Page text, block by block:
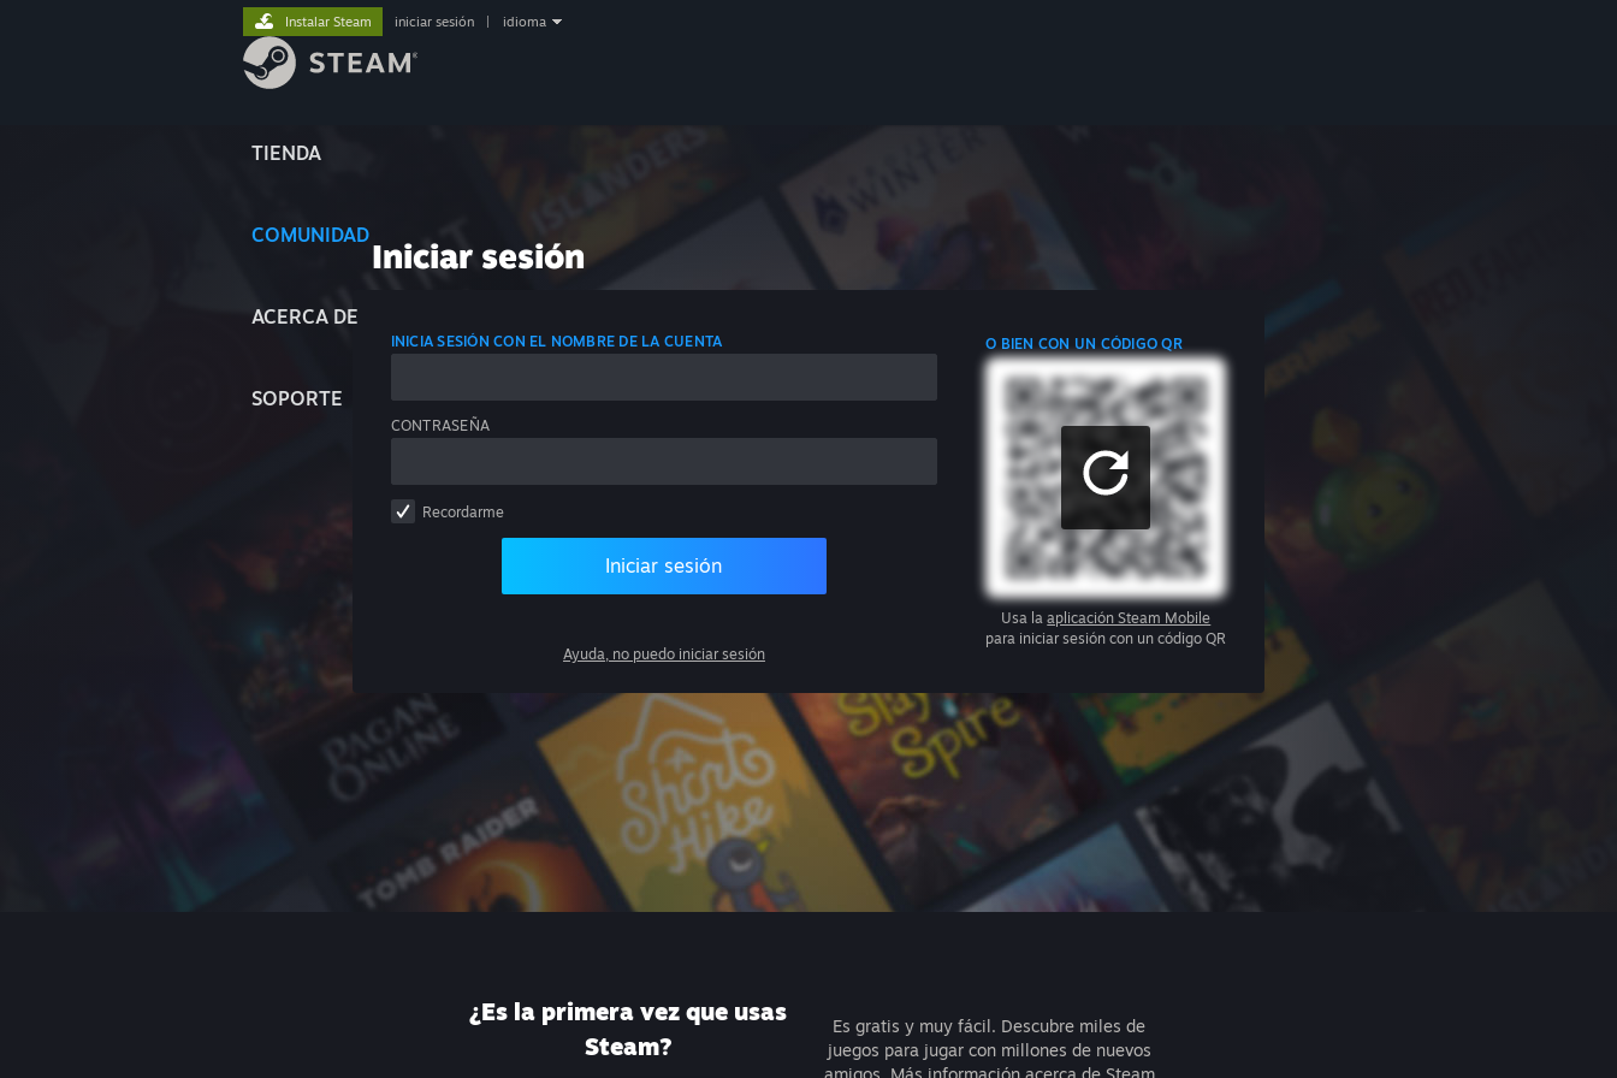
TIENDA
COMUNIDAD
ACERCA DE
SOPORTE
Instalar Steam iniciar sesión idioma
Iniciar sesión
INICIA SESIÓN CON EL NOMBRE DE LA CUENTA
CONTRASEÑA
Recordarme
Iniciar sesión
Ayuda, no puedo iniciar sesión
O BIEN CON UN CÓDIGO QR
Usa laaplicación Steam Mobile
para iniciar sesión con un código QR
¿Es la primera vez que usas
Steam?
Es gratis y muy fácil. Descubre miles de
juegos para jugar con millones de nuevos
amigos. Más información acerca de Steam